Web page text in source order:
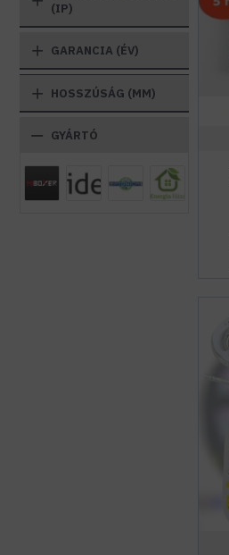
GYÁRTÓ
HOSSZÚSÁG (MM)
GARANCIA (ÉV)
(IP)